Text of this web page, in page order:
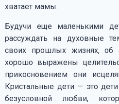
хватает мамы.
Будучи еще маленькими
рассуждать на духовные
своих прошлых жизнях, об
хорошо выражены
прикосновением они
Кристальные дети — это
безусловной любви,